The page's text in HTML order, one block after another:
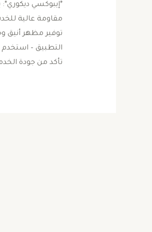
*إيبوكسي
مقاومة عالية
توفير مظهر أنيق
التطبيق –
تأكد من جودة